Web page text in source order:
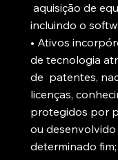
aquisição de
incluindo o
• Ativos
de tecnologia
de patentes,
licenças,
protegidos por
ou
determinado fim;